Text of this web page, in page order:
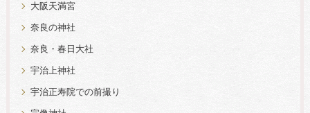
大阪天満宮
奈良の神社
奈良・春日大社
宇治上神社
宇治正寿院での前撮り